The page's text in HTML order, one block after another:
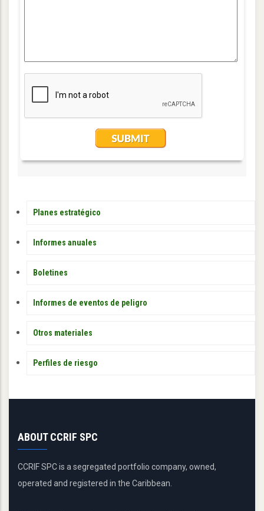
PUBLICACIONES
Planes estratégico
Informes anuales
Boletines
Informes de eventos de peligro
Otros materiales
Perfiles de riesgo
ABOUT CCRIF SPC
CCRIF SPC is a segregated portfolio company, owned,
operated and registered in the Caribbean.